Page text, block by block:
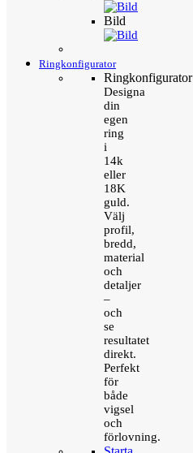
Bild
Ringkonfigurator
Ringkonfigurator
Designa
din
egen
ring
i
14k
eller
18K
guld.
Välj
profil,
bredd,
material
och
detaljer
–
och
se
resultatet
direkt.
Perfekt
för
både
vigsel
och
förlovning.